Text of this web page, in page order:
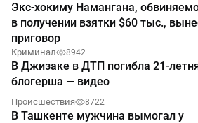
Экс-хокиму Намангана,
в получении взятки $60 тыс.,
приговор
Криминал 8942
В Джизаке в ДТП погибла 21-
блогерша — видео
Происшествия 8722
В Ташкенте мужчина вымогал у